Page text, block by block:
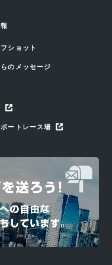
ショット
のメッセージ
ートレース場